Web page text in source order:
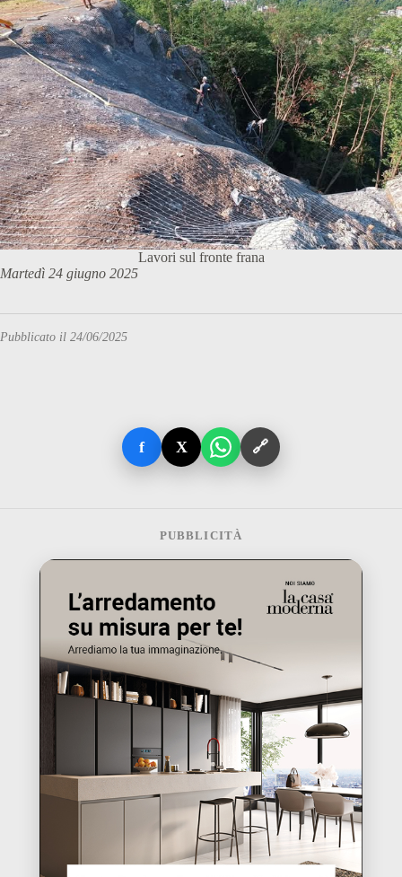
Lavori sul fronte frana
Martedì 24 giugno 2025
Pubblicato il 24/06/2025
f X 🔗
PUBBLICITÀ